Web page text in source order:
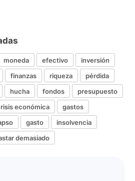
moneda efectivo
inversión
finanzas riqueza
pérdida
hucha fondos
presupuesto
económica
gastos
gasto
insolvencia
demasiado